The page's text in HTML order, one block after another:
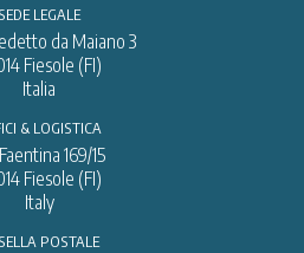
SEDE LEGALE
da Maiano 3
Fiesole (FI)
Italia
& LOGISTICA
169/15
Fiesole (FI)
Italy
POSTALE